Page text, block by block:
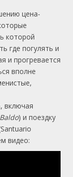
цена-
которой
где погулять и
и прогревается
вполне
, включая
) и поездку
видео: